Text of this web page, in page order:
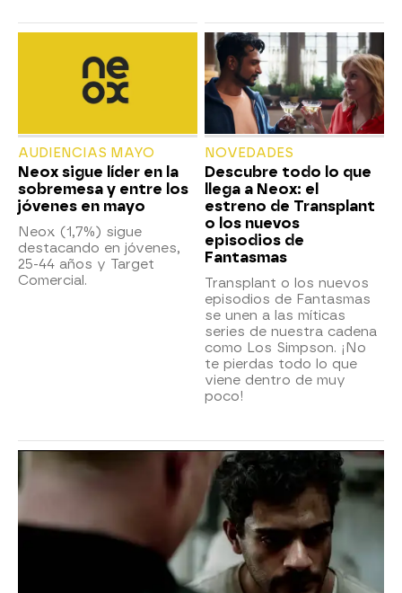
AUDIENCIAS MAYO
Neox sigue líder en la
sobremesa y entre los
jóvenes en mayo
Neox (1,7%) sigue
destacando en jóvenes,
25-44 años y Target
Comercial.
NOVEDADES
Descubre todo lo que
llega a Neox: el
estreno de Transplant
o los nuevos
episodios de
Fantasmas
Transplant o los nuevos
episodios de Fantasmas
se unen a las míticas
series de nuestra cadena
como Los Simpson. ¡No
te pierdas todo lo que
viene dentro de muy
poco!